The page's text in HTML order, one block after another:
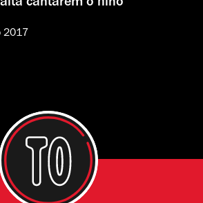
cantarem o hino
2017